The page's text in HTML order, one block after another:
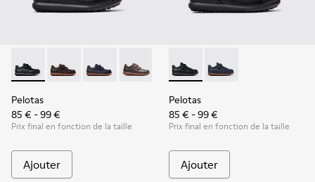
Pelotas - 80353-009 - Chaussures noires en cuir et tissu
Pelotas - 80353-044
Pelotas - 80353-043
Pelotas - 80353-037
Pelotas
85 € - 99 €
Prix final en fonction de la taille
Ajouter
Pelotas - K800316-003 -
Pelotas - K800316-
Pelotas
85 € - 99 €
Prix final en fonction de la taille
Ajouter